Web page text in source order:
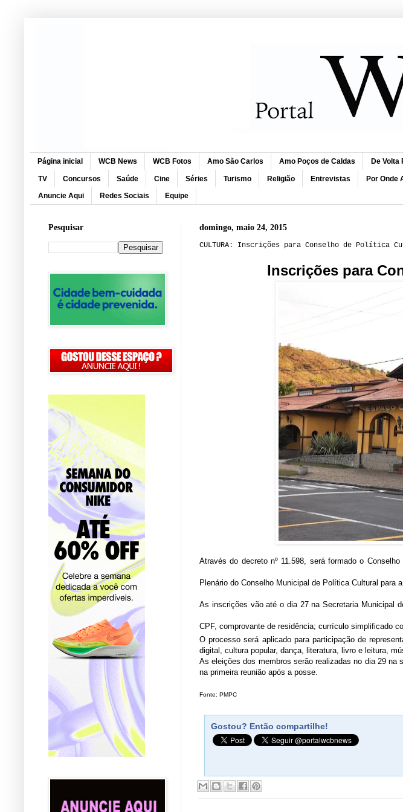
Página inicial WCB News WCB Fotos Amo São Carlos Amo Poços de Caldas De Volta
TV Concursos Saúde Cine Séries Turismo Religião Entrevistas Por Onde
Anuncie Aqui Redes Sociais Equipe
domingo, maio 24, 2015
CULTURA: Inscrições para Conselho de Política
Inscrições para
Através do decreto nº 11.598, será formado o
Plenário do Conselho Municipal de Política Cultural
As inscrições vão até o dia 27 na Secretaria Municipal
CPF, comprovante de residência; currículo simplificado
O processo será aplicado para participação de
digital, cultura popular, dança, literatura, livro e leitura,
As eleições dos membros serão realizadas no dia 29 na
na primeira reunião após a posse.
Fonte: PMPC
Gostou? Então compartilhe!
Pesquisar